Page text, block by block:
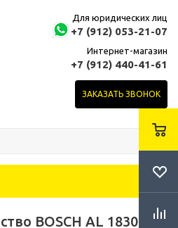
Для юридических лиц
+7 (912) 053-21-07
Интернет-магазин
+7 (912) 440-41-61
ЗАКАЗАТЬ ЗВОНОК
BOSCH AL 1830 CV